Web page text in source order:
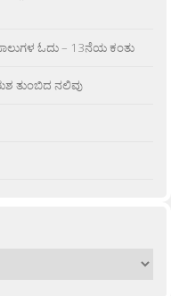
ಓದು – 13ನೆಯ ಕಂತು
ತುಂಬಿದ ನಲಿವು